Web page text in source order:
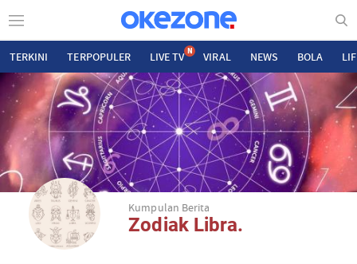
TERKINI TERPOPULER LIVE TV N VIRAL NEWS BOLA
Kumpulan Berita
Zodiak Libra.